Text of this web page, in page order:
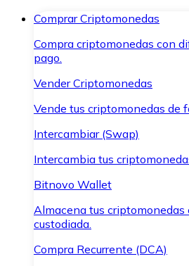
Comprar Criptomonedas
Compra criptomonedas con
pago.
Vender Criptomonedas
Vende tus criptomonedas de
Intercambiar (Swap)
Intercambia tus
Bitnovo Wallet
Almacena tus criptomonedas
custodiada.
Compra Recurrente (DCA)